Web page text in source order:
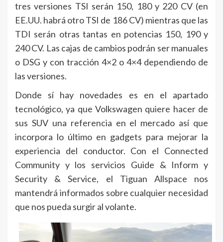
tres versiones TSI serán 150, 180 y 220 CV (en
EE.UU. habrá otro TSI de 186 CV) mientras que las
TDI serán otras tantas en potencias 150, 190 y
240 CV. Las cajas de cambios podrán ser manuales
o DSG y con tracción 4×2 o 4×4 dependiendo de
las versiones.
Donde sí hay novedades es en el apartado
tecnológico, ya que Volkswagen quiere hacer de
sus SUV una referencia en el mercado así que
incorpora lo último en gadgets para mejorar la
experiencia del conductor. Con el Connected
Community y los servicios Guide & Inform y
Security & Service, el Tiguan Allspace nos
mantendrá informados sobre cualquier necesidad
que nos pueda surgir al volante.